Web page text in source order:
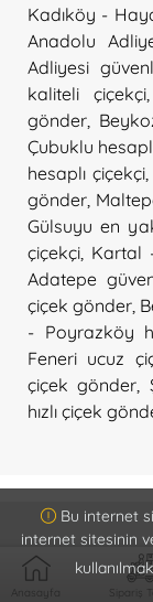
Kadıköy -
Anadolu
Adliyesi
kaliteli çiçekçi
gönder
Çubuklu
hesaplı çiçekçi,
gönder
Gülsuyu en
çiçekçi Kartal
Adatepe
çiçek gönder
- Poyrazköy
Feneri ucuz
çiçek gönder
hızlı çiçek
Anasayfa Sipariş
Bu internet
internet sitesinin